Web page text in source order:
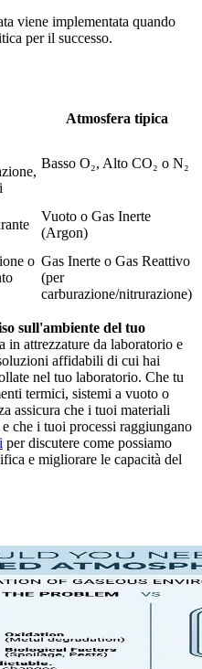
viene implementata quando
per il successo.
Atmosfera tipica
Basso O₂, Alto CO₂ o N₂
Vuoto o Gas Inerte
(Argon)
o Gas Inerte o Gas Reattivo
(per
carburazione/nitrurazione)
sull'ambiente del tuo
attrezzature da laboratorio e
affidabili di cui hai
nel tuo laboratorio. Che tu
termici, sistemi a vuoto o
assicura che i tuoi materiali
che i tuoi processi raggiungano
per discutere come possiamo
e migliorare le capacità del